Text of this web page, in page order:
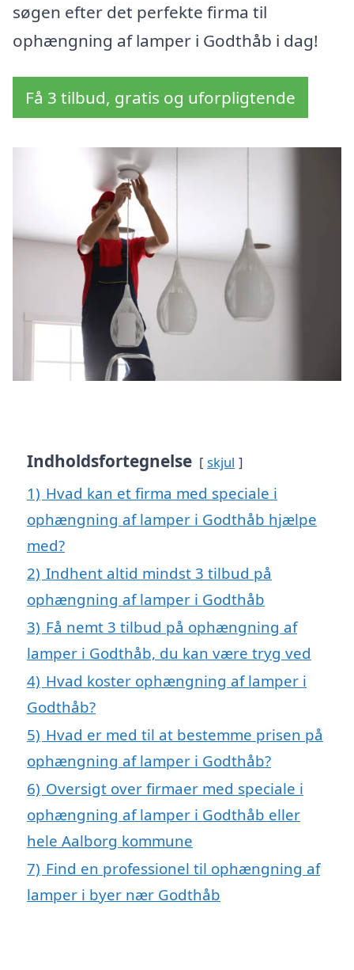
søgen efter det perfekte firma til
ophængning af lamper i Godthåb i dag!
Få 3 tilbud, gratis og uforpligtende
Indholdsfortegnelse skjul
1) Hvad kan et firma med speciale i
ophængning af lamper i Godthåb hjælpe
med?
2) Indhent altid mindst 3 tilbud på
ophængning af lamper i Godthåb
3) Få nemt 3 tilbud på ophængning af
lamper i Godthåb, du kan være tryg ved
4) Hvad koster ophængning af lamper i
Godthåb?
5) Hvad er med til at bestemme prisen på
ophængning af lamper i Godthåb?
6) Oversigt over firmaer med speciale i
ophængning af lamper i Godthåb eller
hele Aalborg kommune
7) Find en professionel til ophængning af
lamper i byer nær Godthåb